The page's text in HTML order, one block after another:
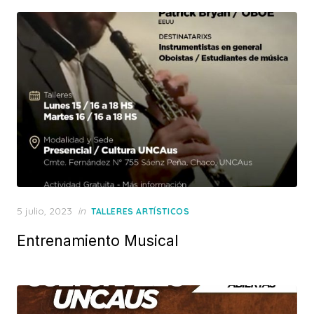
Posted
5 julio, 2023 in TALLERES ARTÍSTICOS
Entrenamiento Musical